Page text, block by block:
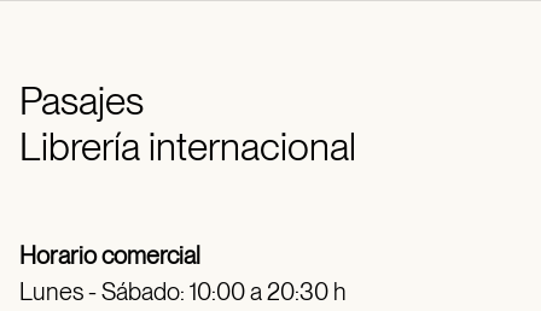
Pasajes
Librería internacional
Horario comercial
Lunes - Sábado: 10:00 a 20:30 h